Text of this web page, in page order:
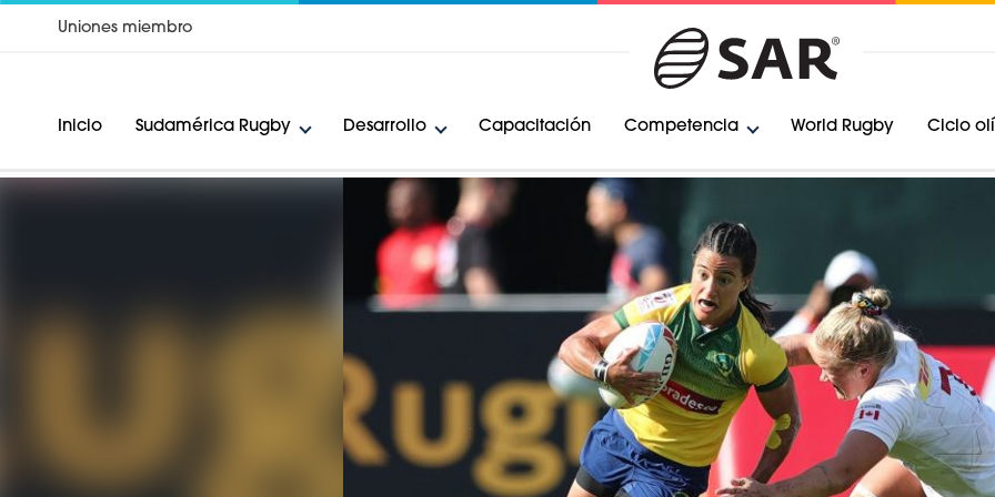
Uniones miembro
Inicio Sudamérica Rugby Desarrollo Capacitación Competencia World Rugby Ciclo